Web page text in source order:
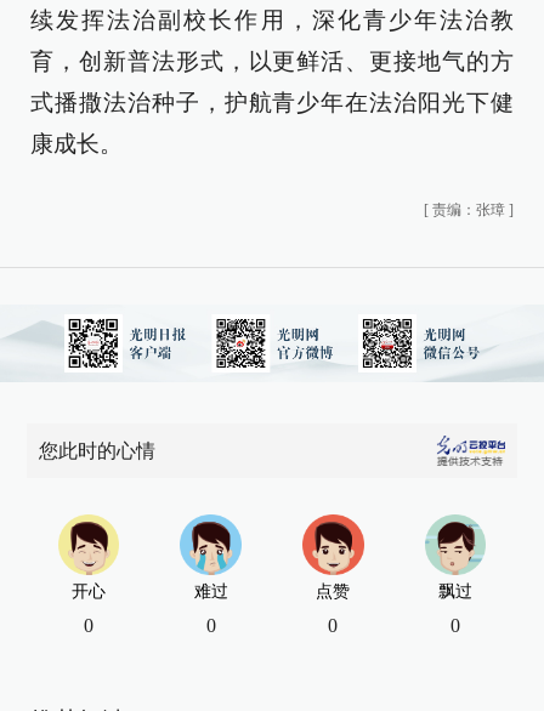
续发挥法治副校长作用，深化青少年法治教
育，创新普法形式，以更鲜活、更接地气的方
式播撒法治种子，护航青少年在法治阳光下健
康成长。
[ 责编：张璋 ]
您此时的心情
开心
0
难过
0
点赞
0
飘过
0